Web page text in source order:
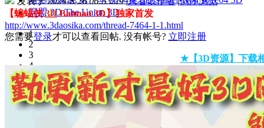
同盟 3D The Union 3D
1
2
3
4
5
6
【蝙蝠侠3DBatman 3D】独家首发
http://www.3daosika.com/thread-7464-1-1.html
您需要登录才可以查看回帖. 没有帐号? 立即注册
★【3D资源】下载